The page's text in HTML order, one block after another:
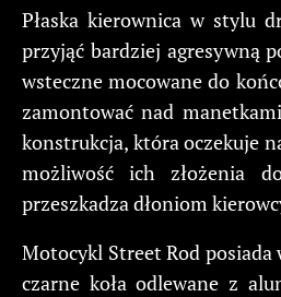
Płaska kierownica w stylu
przyjąć bardziej agresywną
wsteczne mocowane do
zamontować nad
konstrukcja, która oczekuje
możliwość ich złożenia
przeszkadza dłoniom
Motocykl Street Rod
czarne koła odlewane z